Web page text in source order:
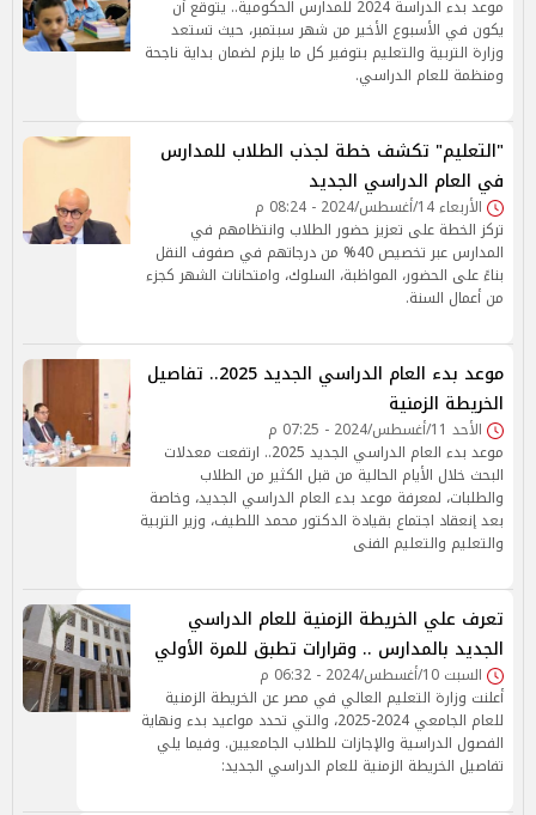
موعد بدء الدراسة 2024 للمدارس الحكومية.. يتوقع أن
يكون في الأسبوع الأخير من شهر سبتمبر، حيث تستعد
وزارة التربية والتعليم بتوفير كل ما يلزم لضمان بداية ناجحة
ومنظمة للعام الدراسي.
"التعليم" تكشف خطة لجذب الطلاب للمدارس
في العام الدراسي الجديد
الأربعاء 14/أغسطس/2024 - 08:24 م
تركز الخطة على تعزيز حضور الطلاب وانتظامهم في
المدارس عبر تخصيص 40% من درجاتهم في صفوف النقل
بناءً على الحضور، المواظبة، السلوك، وامتحانات الشهر كجزء
من أعمال السنة.
موعد بدء العام الدراسي الجديد 2025.. تفاصيل
الخريطة الزمنية
الأحد 11/أغسطس/2024 - 07:25 م
موعد بدء العام الدراسي الجديد 2025.. ارتفعت معدلات
البحث خلال الأيام الحالية من قبل الكثير من الطلاب
والطلبات، لمعرفة موعد بدء العام الدراسي الجديد، وخاصة
بعد إنعقاد اجتماع بقيادة الدكتور محمد اللطيف، وزير التربية
والتعليم والتعليم الفنى
تعرف علي الخريطة الزمنية للعام الدراسي
الجديد بالمدارس .. وقرارات تطبق للمرة الأولي
السبت 10/أغسطس/2024 - 06:32 م
أعلنت وزارة التعليم العالي في مصر عن الخريطة الزمنية
للعام الجامعي 2024-2025، والتي تحدد مواعيد بدء ونهاية
الفصول الدراسية والإجازات للطلاب الجامعيين. وفيما يلي
تفاصيل الخريطة الزمنية للعام الدراسي الجديد: